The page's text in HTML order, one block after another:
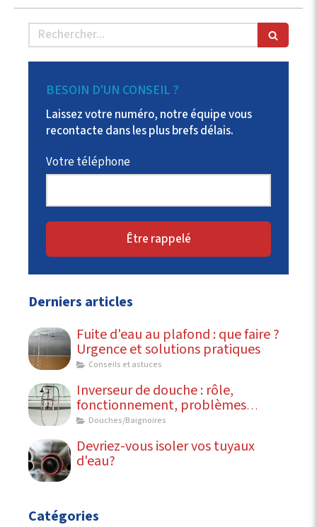
Rechercher
BESOIN D'UN CONSEIL ?
Laissez votre numéro, notre équipe vous
recontacte dans les plus brefs délais.
Votre téléphone
Être rappelé
Derniers articles
Fuite d'eau au plafond : que faire ?
Urgence et solutions pratiques
Conseils et astuces
Inverseur de douche : rôle,
fonctionnement, problèmes
courants
Douches/Baignoires
Devriez-vous isoler vos tuyaux
d'eau?
Catégories